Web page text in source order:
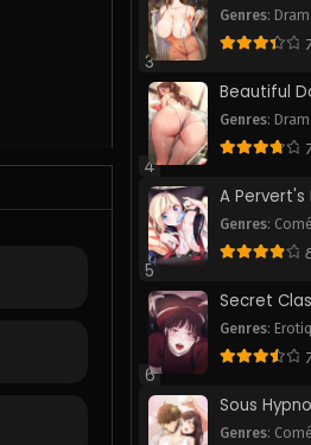
3
Genres:
Pornhwa,
4
Beautiful
Genres:
Pornhwa,
5
A Pervert's
Genres:
P,Mature,
6
Secret
Genres:
Romance,
Sous
Genres: